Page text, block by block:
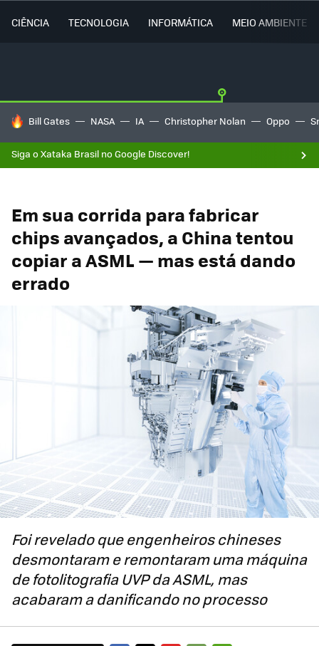
CIÊNCIA TECNOLOGIA INFORMÁTICA MEIO AMBIENTE
TENDÊNCIAS DO DIA
Bill Gates NASA IA Christopher Nolan Oppo
Siga o Xataka Brasil no Google Discover!
Em sua corrida para fabricar
chips avançados, a China tentou
copiar a ASML — mas está dando
errado
Foi revelado que engenheiros chineses
desmontaram e remontaram uma máquina
de fotolitografia UVP da ASML, mas
acabaram a danificando no processo